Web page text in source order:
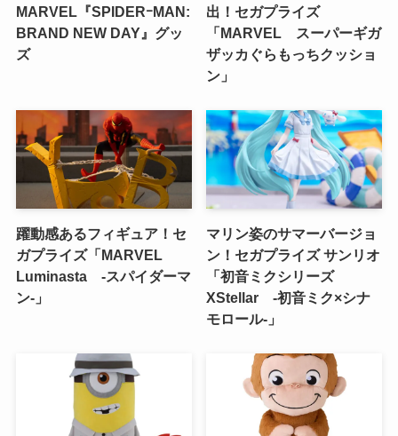
MARVEL『SPIDERｰMAN:
BRAND NEW DAY』グッ
ズ
出！セガプライズ
「MARVEL スーパーギガ
ザッカぐらもっちクッショ
ン」
躍動感あるフィギュア！セ
ガプライズ「MARVEL
Luminasta ‐スパイダーマ
ン‐」
マリン姿のサマーバージョ
ン！セガプライズ サンリオ
「初音ミクシリーズ
XStellar ‐初音ミク×シナ
モロール‐」